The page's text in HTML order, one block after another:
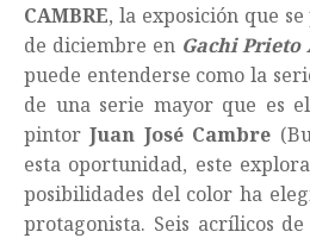
CAMBRE, la exposición que
de diciembre enGachi Prieto
puede entenderse como la
de una serie mayor que es
pintorJuan José Cambre
esta oportunidad, este
posibilidades del color ha
protagonista. Seis acrílicos